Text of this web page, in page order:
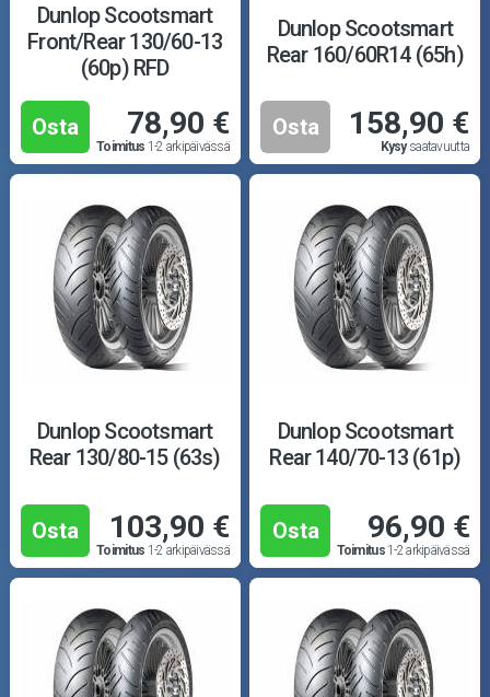
Dunlop Scootsmart
Front/Rear 130/60-13
(60p) RFD
Osta 78,90 €
Toimitus 1-2 arkipäivässä
Dunlop Scootsmart
Rear 160/60R14 (65h)
Osta 158,90 €
Kysysaatavuutta
Dunlop Scootsmart
Rear 130/80-15 (63s)
Osta 103,90 €
Toimitus 1-2 arkipäivässä
Dunlop Scootsmart
Rear 140/70-13 (61p)
Osta 96,90 €
Toimitus1-2 arkipäivässä